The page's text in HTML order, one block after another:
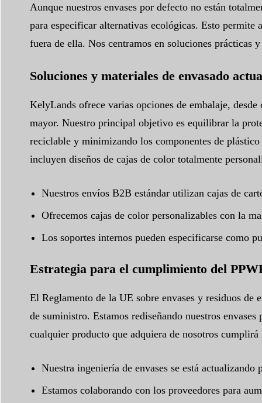
Aunque nuestros envases por defecto no están
para especificar alternativas ecológicas. Esto permite
fuera de ella. Nos centramos en soluciones prácticas
Soluciones y materiales de envasado
KelyLands ofrece varias opciones de embalaje,
mayor. Nuestro principal objetivo es equilibrar la
reciclable y minimizando los componentes de
incluyen diseños de cajas de color totalmente
Nuestros envíos B2B estándar utilizan cajas de
Ofrecemos cajas de color personalizables con la
Los soportes internos pueden especificarse como
Estrategia para el cumplimiento del
El Reglamento de la UE sobre envases y residuos de
de suministro. Estamos rediseñando nuestros
cualquier producto que adquiera de nosotros
Nuestra ingeniería de envases se está
Estamos colaborando con los proveedores para